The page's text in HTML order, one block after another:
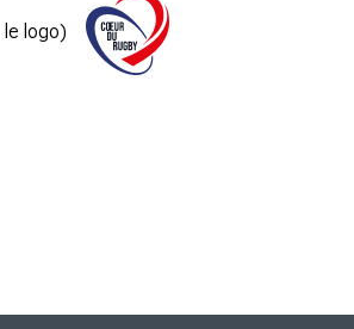
le logo)